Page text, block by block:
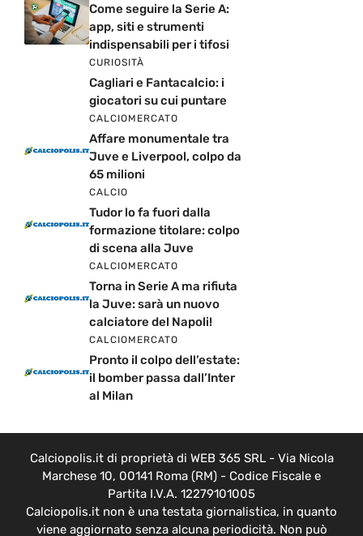
Come seguire la Serie A:
app, siti e strumenti
indispensabili per i tifosi
CURIOSITÀ
Cagliari e Fantacalcio: i
giocatori su cui puntare
CALCIOMERCATO
Affare monumentale tra
Juve e Liverpool, colpo da
65 milioni
CALCIO
Tudor lo fa fuori dalla
formazione titolare: colpo
di scena alla Juve
CALCIOMERCATO
Torna in Serie A ma rifiuta
la Juve: sarà un nuovo
calciatore del Napoli!
CALCIOMERCATO
Pronto il colpo dell’estate:
il bomber passa dall’Inter
al Milan
Calciopolis.it di proprietà di WEB 365 SRL - Via Nicola
Marchese 10, 00141 Roma (RM) - Codice Fiscale e
Partita I.V.A. 12279101005
Calciopolis.it non è una testata giornalistica, in quanto
viene aggiornato senza alcuna periodicità. Non può